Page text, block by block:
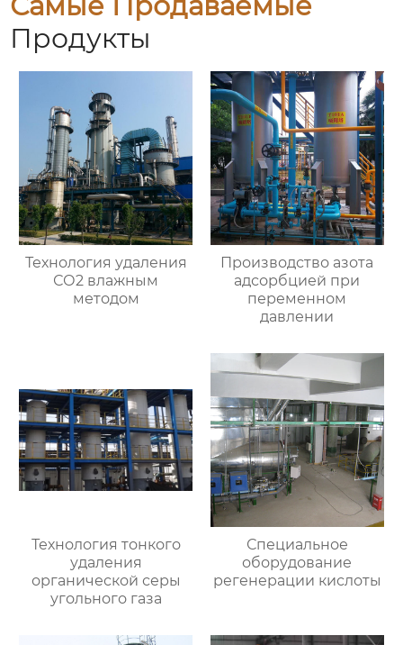
Продукты
Технология удаления
СО2 влажным
методом
Производство азота
адсорбцией при
переменном
давлении
Технология тонкого
удаления
органической серы
угольного газа
Специальное
оборудование
регенерации кислоты